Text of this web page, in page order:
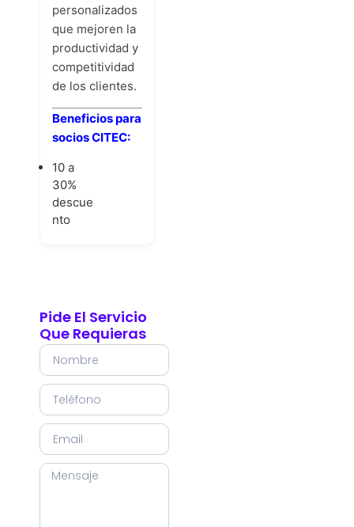
personalizados
que mejoren la
productividad y
competitividad
de los clientes.
Beneficios para
socios CITEC:
10 a
30%
descue
nto
Pide El Servicio
Que Requieras